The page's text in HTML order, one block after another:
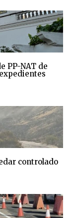
PP-NAT de
controlado